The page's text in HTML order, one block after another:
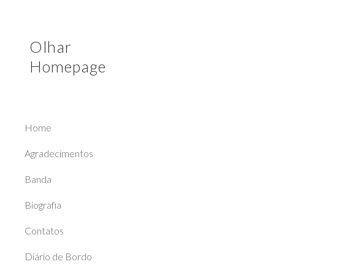
Olhar
Homepage
Home
Agradecimentos
Banda
Biografia
Contatos
Diário de Bordo